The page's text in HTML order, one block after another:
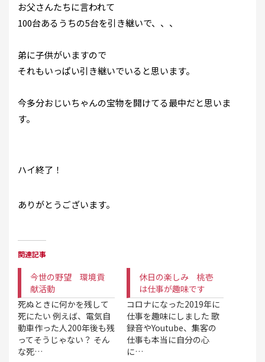
お父さんたちに言われて
100台あるうちの5台を引き継いで、、、
弟に子供がいますので
それもいっぱい引き継いでいると思います。
今多分おじいちゃんの宝物を開けてる最中だと思いま
す。
ハイ終了！
ありがとうございます。
関連記事
今世の野望 環境貢
献活動
死ぬときに何かを残して
死にたい 例えば、電気自
動車作った人200年後も残
ってそうじゃない？ そん
な死…
休日の楽しみ 桃壱
は仕事が趣味です
コロナになった2019年に
仕事を趣味にしました 歌
録音やYoutube、集客の
仕事も本当に自分の心
に…